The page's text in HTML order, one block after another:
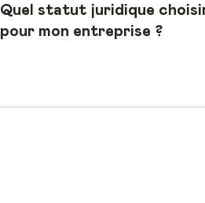
Quel statut juridique
pour mon entreprise ?